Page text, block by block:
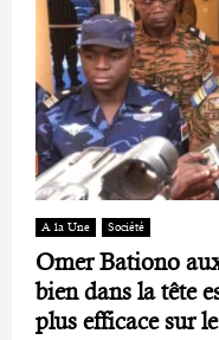
A la Une Société
Omer Bationo
bien dans la tête
plus efficace sur